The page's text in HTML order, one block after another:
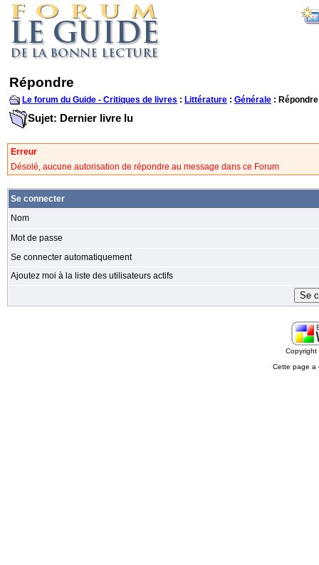
Répondre
Le forum du Guide - Critiques de livres : Littérature : Générale : Répondre
Sujet: Dernier livre lu
Erreur
Désolé, aucune autorisation de répondre au message dans ce Forum
Se connecter
Nom
Mot de passe
Se connecter automatiquement
Ajoutez moi à la liste des utilisateurs actifs
Cette page a